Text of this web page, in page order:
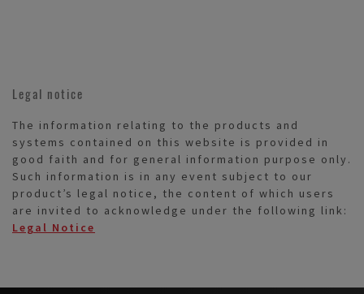
Legal notice
The information relating to the products and
systems contained on this website is provided in
good faith and for general information purpose only.
Such information is in any event subject to our
product’s legal notice, the content of which users
are invited to acknowledge under the following link:
Legal Notice